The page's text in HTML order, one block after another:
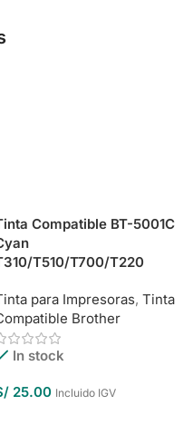
Compatible BT-5001C
T510/T700/T220
para Impresoras, Tinta
Brother
In stock
25.00 Incluido IGV